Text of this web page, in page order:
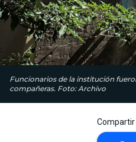
Funcionarios de la institución
compañeras. Foto: Archivo
Compartir